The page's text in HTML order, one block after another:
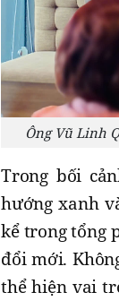
Ông Vũ Linh
Trong bối
hướng xanh
kể trong tổng
đổi mới.
thể hiện vai